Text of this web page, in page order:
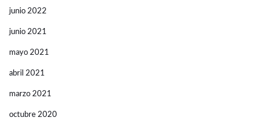
junio 2022
junio 2021
mayo 2021
abril 2021
marzo 2021
octubre 2020